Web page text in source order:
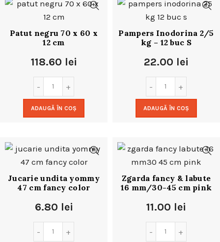
Patut negru 70 x 60 x
12 cm
118.60 lei
ADAUGĂ ÎN COȘ
Pampers Inodorina 2/5
kg – 12 buc S
22.00 lei
ADAUGĂ ÎN COȘ
Jucarie undita yommy
47 cm fancy color
6.80 lei
Zgarda fancy & labute
16 mm/30-45 cm pink
11.00 lei